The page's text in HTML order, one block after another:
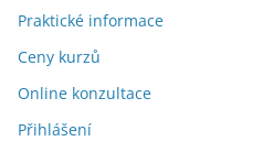
Praktické informace
Ceny kurzů
Online konzultace
Přihlášení